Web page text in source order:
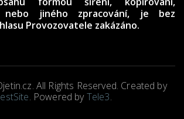
nebo jiného zpracování, je bez
Provozovatele zakázáno.
All Rights Reserved. Created by
. Powered byTele3.